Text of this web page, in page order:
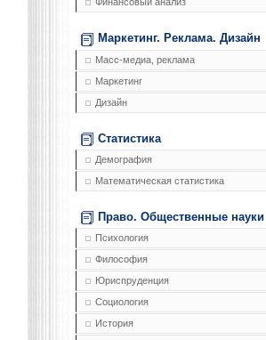
Финансовый анализ
Маркетинг. Реклама. Дизайн
Масс-медиа, реклама
Маркетинг
Дизайн
Статистика
Демография
Математическая статистика
Право. Общественные науки
Психология
Философия
Юриспруденция
Социология
История